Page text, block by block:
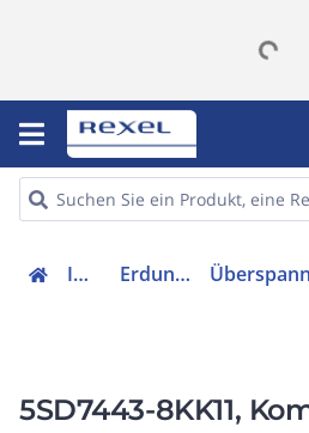
Installation Erdung & Blitzschutz
5SD7443-8KK11,